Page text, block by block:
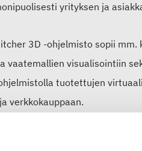
yrityksen ja
3D -ohjelmisto sopii
vaatemallien visualisointiin
tuotettujen
verkkokauppaan.
käyttäjäkoulutukset,